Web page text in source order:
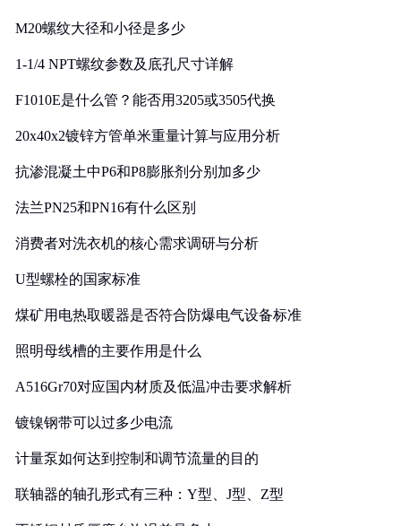
M20螺纹大径和小径是多少
1-1/4 NPT螺纹参数及底孔尺寸详解
F1010E是什么管？能否用3205或3505代换
20x40x2镀锌方管单米重量计算与应用分析
抗渗混凝土中P6和P8膨胀剂分别加多少
法兰PN25和PN16有什么区别
消费者对洗衣机的核心需求调研与分析
U型螺栓的国家标准
煤矿用电热取暖器是否符合防爆电气设备标准
照明母线槽的主要作用是什么
A516Gr70对应国内材质及低温冲击要求解析
镀镍钢带可以过多少电流
计量泵如何达到控制和调节流量的目的
联轴器的轴孔形式有三种：Y型、J型、Z型